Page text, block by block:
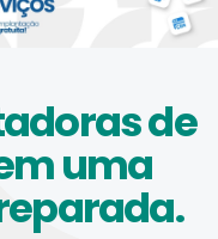
de
uma